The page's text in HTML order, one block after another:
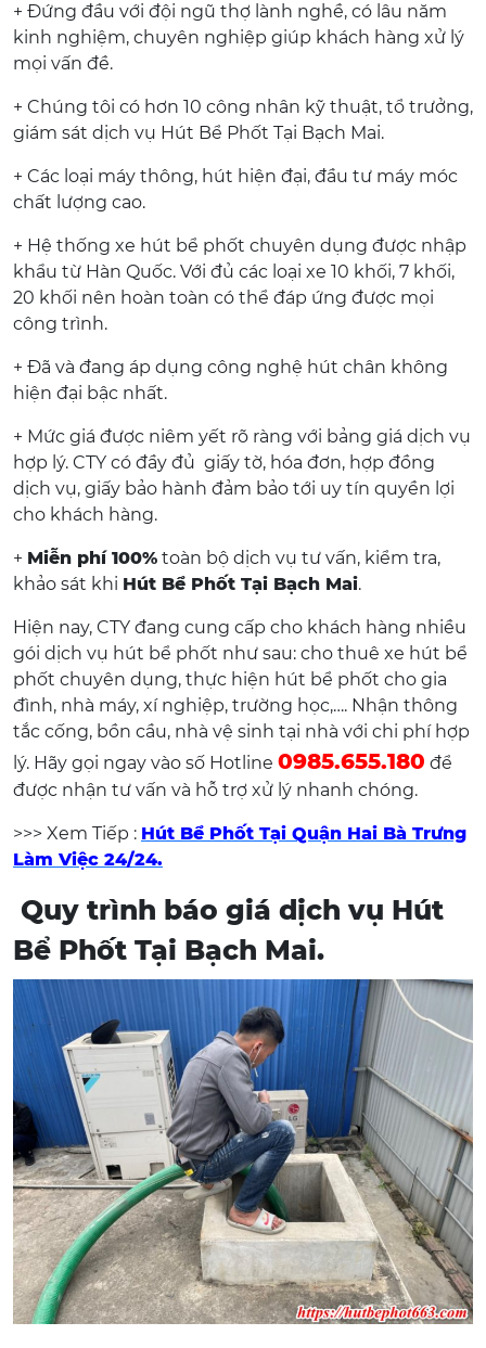
+ Đứng đầu với đội ngũ thợ lành nghề, có lâu năm
kinh nghiệm, chuyên nghiệp giúp khách hàng xử lý
mọi vấn đề.
+ Chúng tôi có hơn 10 công nhân kỹ thuật, tổ trưởng,
giám sát dịch vụ Hút Bể Phốt Tại Bạch Mai.
+ Các loại máy thông, hút hiện đại, đầu tư máy móc
chất lượng cao.
+ Hệ thống xe hút bể phốt chuyên dụng được nhập
khẩu từ Hàn Quốc. Với đủ các loại xe 10 khối, 7 khối,
20 khối nên hoàn toàn có thể đáp ứng được mọi
công trình.
+ Đã và đang áp dụng công nghệ hút chân không
hiện đại bậc nhất.
+ Mức giá được niêm yết rõ ràng với bảng giá dịch vụ
hợp lý. CTY có đầy đủ giấy tờ, hóa đơn, hợp đồng
dịch vụ, giấy bảo hành đảm bảo tới uy tín quyền lợi
cho khách hàng.
+ Miễn phí 100% toàn bộ dịch vụ tư vấn, kiểm tra,
khảo sát khi Hút Bể Phốt Tại Bạch Mai.
Hiện nay, CTY đang cung cấp cho khách hàng nhiều
gói dịch vụ hút bể phốt như sau: cho thuê xe hút bể
phốt chuyên dụng, thực hiện hút bể phốt cho gia
đình, nhà máy, xí nghiệp, trường học,…. Nhận thông
tắc cống, bồn cầu, nhà vệ sinh tại nhà với chi phí hợp
lý. Hãy gọi ngay vào số Hotline 0985.655.180 để
được nhận tư vấn và hỗ trợ xử lý nhanh chóng.
>>> Xem Tiếp : Hút Bể Phốt Tại Quận Hai Bà Trưng
Làm Việc 24/24.
Quy trình báo giá dịch vụ Hút
Bể Phốt Tại Bạch Mai.